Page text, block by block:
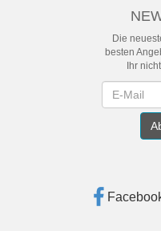
Die
besten
Ihr